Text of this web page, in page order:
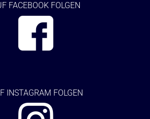
FACEBOOK FOLGEN
INSTAGRAM FOLGEN